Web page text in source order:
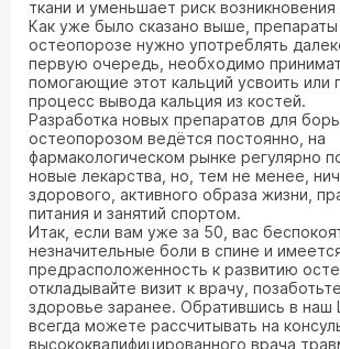
ткани и уменьшает риск
Как уже было сказано выше, препараты
остеопорозе нужно употреблять
первую очередь, необходимо
помогающие этот кальций усвоить или
процесс вывода кальция из костей.
Разработка новых препаратов для
остеопорозом ведётся постоянно, на
фармакологическом рынке регулярно
новые лекарства, но, тем не менее,
здорового, активного образа жизни,
питания и занятий спортом.
Итак, если вам уже за 50, вас
незначительные боли в спине и
предрасположенность к развитию
откладывайте визит к врачу,
здоровье заранее. Обратившись в наш
всегда можете рассчитывать на
высококвалифицированного врача